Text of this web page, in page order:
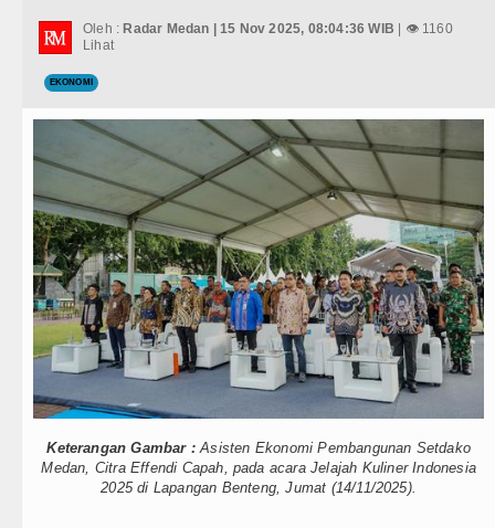
Olahraga
Internasional
Wisata
TIPS dan TRIK
+ Lainnya
Video
Kesehatan
Kuliner
Siraman Rohani
PSG Ditahan Manchester United
Ketua GRIB Jaya Labuhanbatu Gelar
Gubernur Bobby Nasution Minta
Rico Waas : Kemerdekaan Harus
Akses Jalan ke Pemandian Air Panas
Dayang Nan Tujuh Menggetarkan
Tim Gabungan Ringkus 3 Tersangka
Emma Raducanu Absen di Grand
Juventus Dikalahkan Inter Milan di
PSG Ditahan Manchester United
Oleh : Radar Medan | 15 Nov 2025, 08:04:36 WIB | 👁 1160
Lihat
EKONOMI
Keterangan Gambar : Asisten Ekonomi Pembangunan Setdako
Medan, Citra Effendi Capah, pada acara Jelajah Kuliner Indonesia
2025 di Lapangan Benteng, Jumat (14/11/2025).